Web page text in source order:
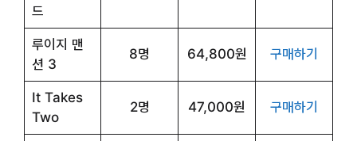
드
루이지 맨
션 3
8명 64,800원 구매하기
It Takes
Two
2명 47,000원 구매하기